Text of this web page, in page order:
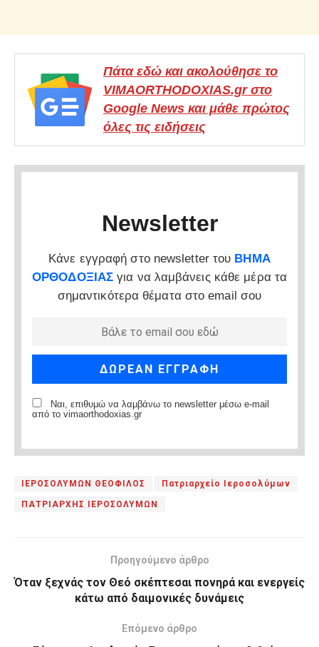
Πάτα εδώ και ακολούθησε το
VIMAORTHODOXIAS.gr στο
Google News και μάθε πρώτος
όλες τις ειδήσεις
Newsletter
Κάνε εγγραφή στο newsletter του ΒΗΜΑ
ΟΡΘΟΔΟΞΙΑΣ για να λαμβάνεις κάθε μέρα τα
σημαντικότερα θέματα στο email σου
Ναι, επιθυμώ να λαμβάνω το newsletter μέσω e-mail
από το vimaorthodoxias.gr
ΙΕΡΟΣΟΛΥΜΩΝ ΘΕΟΦΙΛΟΣ Πατριαρχείο Ιεροσολύμων
ΠΑΤΡΙΑΡΧΗΣ ΙΕΡΟΣΟΛΥΜΩΝ
Προηγούμενο άρθρο
Όταν ξεχνάς τον Θεό σκέπτεσαι πονηρά και ενεργείς
κάτω από δαιμονικές δυνάμεις
Επόμενο άρθρο